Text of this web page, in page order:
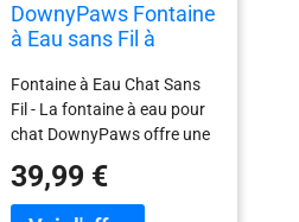
DownyPaws Fontaine
à Eau sans Fil à
Mouvement, Noir
Fontaine à Eau Chat Sans
Fil - La fontaine à eau pour
chat DownyPaws offre une
et à tout moment. Placez-la
dans le salon, la chambre, la
39,99 €